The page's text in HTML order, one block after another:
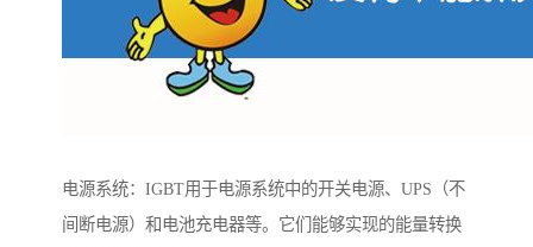
电源系统：IGBT用于电源系统中的开关电源、UPS（不
间断电源）和电池充电器等。它们能够实现的能量转换